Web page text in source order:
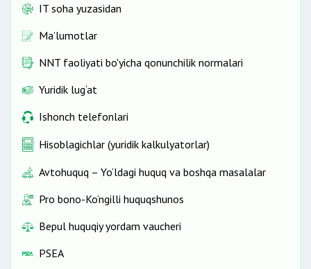
IT soha yuzasidan
Ma’lumotlar
NNT faoliyati bo'yicha qonunchilik normalari
Yuridik lug‘at
Ishonch telefonlari
Hisoblagichlar (yuridik kalkulyatorlar)
Avtohuquq – Yo‘ldagi huquq va boshqa masalalar
Pro bono-Ko‘ngilli huquqshunos
Bepul huquqiy yordam vaucheri
PSEA